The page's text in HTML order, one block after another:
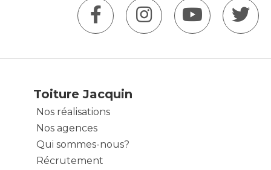
Toiture Jacquin
Nos réalisations
Nos agences
Qui sommes-nous?
Récrutement